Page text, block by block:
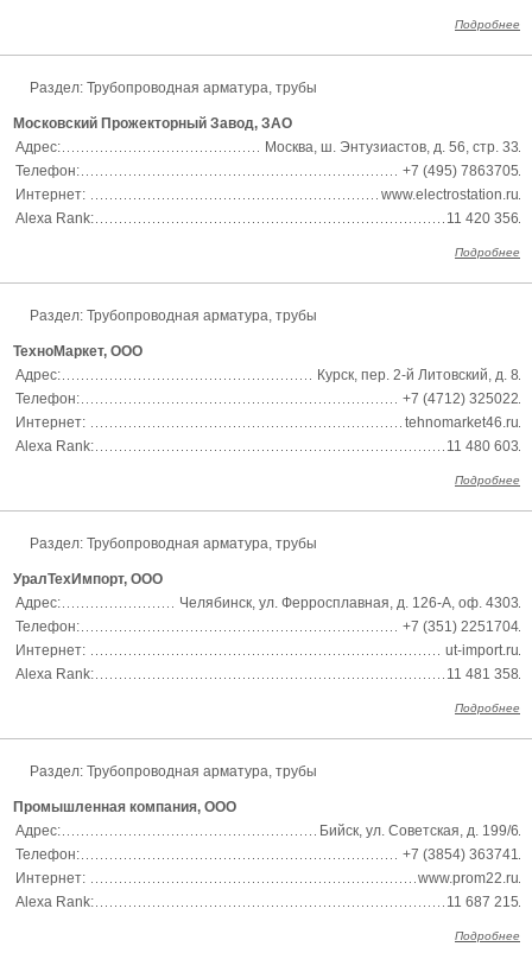
Подробнее
Раздел: Трубопроводная арматура, трубы
Московский Прожекторный Завод, ЗАО
Адрес:
Москва, ш. Энтузиастов, д. 56, стр. 33
Телефон:
+7 (495) 7863705
Интернет:
www.electrostation.ru
Alexa Rank:
11 420 356
Подробнее
Раздел: Трубопроводная арматура, трубы
ТехноМаркет, ООО
Адрес:
Курск, пер. 2-й Литовский, д. 8
Телефон:
+7 (4712) 325022
Интернет:
tehnomarket46.ru
Alexa Rank:
11 480 603
Подробнее
Раздел: Трубопроводная арматура, трубы
УралТехИмпорт, ООО
Адрес:
Челябинск, ул. Ферросплавная, д. 126-А, оф. 4303
Телефон:
+7 (351) 2251704
Интернет:
ut-import.ru
Alexa Rank:
11 481 358
Подробнее
Раздел: Трубопроводная арматура, трубы
Промышленная компания, ООО
Адрес:
Бийск, ул. Советская, д. 199/6
Телефон:
+7 (3854) 363741
Интернет:
www.prom22.ru
Alexa Rank:
11 687 215
Подробнее